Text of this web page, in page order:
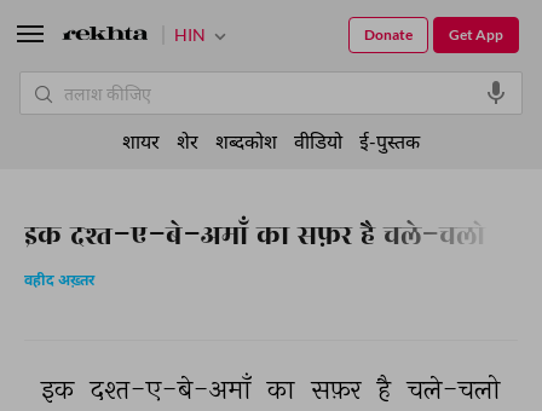
इक दश्त-ए-बे-अमाँ का सफ़र है चले-चलो
वहीद अख़्तर
इक दश्त-ए-बे-अमाँ का सफ़र है चले-चलो
HIN Get App
Donate
शायर शेर शब्दकोश वीडियो ई-पुस्तक